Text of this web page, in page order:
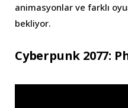
animasyonlar ve farklı
bekliyor.
Cyberpunk 2077: